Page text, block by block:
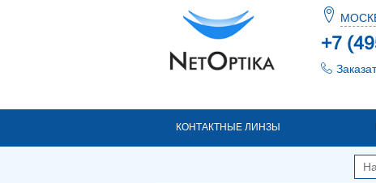
+7
КОНТАКТНЫЕ ЛИНЗЫ